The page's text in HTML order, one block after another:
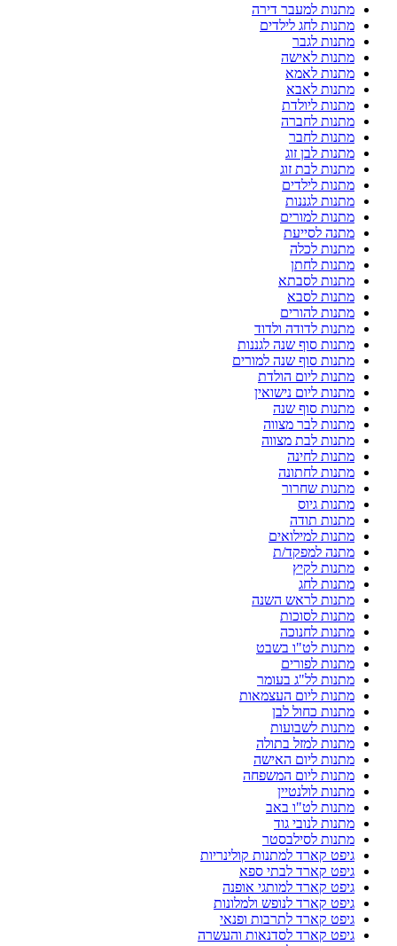
מתנות למעבר דירה
מתנות לחג לילדים
מתנות לגבר
מתנות לאישה
מתנות לאמא
מתנות לאבא
מתנות ליולדת
מתנות לחברה
מתנות לחבר
מתנות לבן זוג
מתנות לבת זוג
מתנות לילדים
מתנות לגננות
מתנות למורים
מתנה לסייעת
מתנות לכלה
מתנות לחתן
מתנות לסבתא
מתנות לסבא
מתנות להורים
מתנות לדודה ולדוד
מתנות סוף שנה לגננות
מתנות סוף שנה למורים
מתנות ליום הולדת
מתנות ליום נישואין
מתנות סוף שנה
מתנות לבר מצווה
מתנות לבת מצווה
מתנות לחינה
מתנות לחתונה
מתנות שחרור
מתנות גיוס
מתנות תודה
מתנות למילואים
מתנה למפקד/ת
מתנות לקיץ
מתנות לחג
מתנות לראש השנה
מתנות לסוכות
מתנות לחנוכה
מתנות לט"ו בשבט
מתנות לפורים
מתנות לל"ג בעומר
מתנות ליום העצמאות
מתנות כחול לבן
מתנות לשבועות
מתנות למזל בתולה
מתנות ליום האישה
מתנות ליום המשפחה
מתנות לולנטיין
מתנות לט"ו באב
מתנות לנובי גוד
מתנות לסילבסטר
גיפט קארד למתנות קולינריות
גיפט קארד לבתי ספא
גיפט קארד למותגי אופנה
גיפט קארד לנופש ולמלונות
גיפט קארד לתרבות ופנאי
גיפט קארד לסדנאות והעשרה